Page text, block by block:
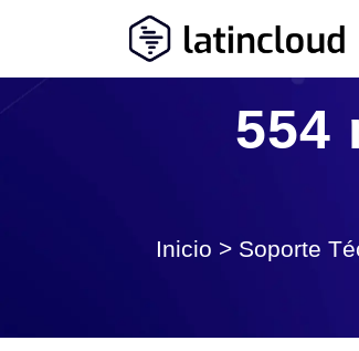
554
Inicio > Soporte